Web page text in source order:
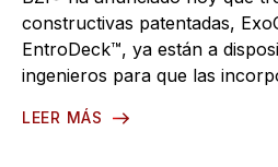
constructivas patentadas,
EntroDeck™, ya están a
ingenieros para que las
LEER MÁS